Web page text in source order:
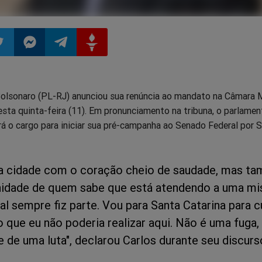
no
Messenger
no
Telegram
no
Gettr
(PL-RJ) anunciou sua renúncia ao mandato na Câmara
quinta-feira (11). Em pronunciamento na tribuna, o
o cargo para iniciar sua pré-campanha ao Senado Federal por
cidade com o coração cheio de saudade, mas
de quem sabe que está atendendo a uma
sempre fiz parte. Vou para Santa Catarina para
que eu não poderia realizar aqui. Não é uma fuga,
de uma luta", declarou Carlos durante seu